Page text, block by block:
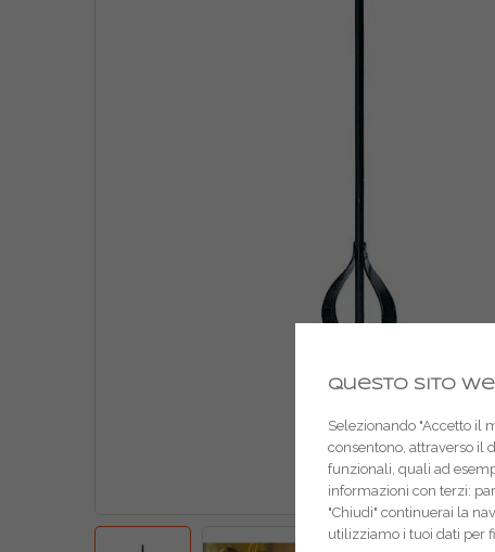
Questo sito
Selezionando "Accetto il
consentono, attraverso il
funzionali, quali ad
informazioni con terzi:
"Chiudi" continuerai la
utilizziamo i tuoi dati per